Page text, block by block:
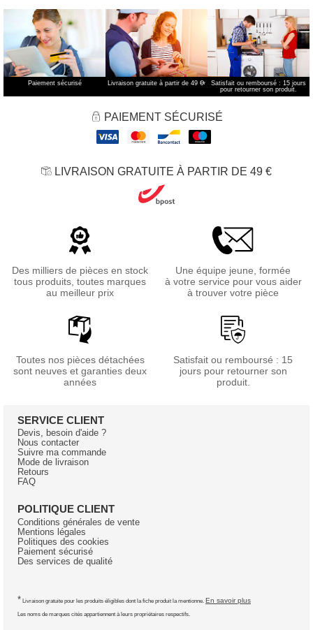
Paiement sécurisé Livraison gratuite à partir de 49 €*
Satisfait ou remboursé : 15 jours
pour retourner son produit.
PAIEMENT SÉCURISÉ
LIVRAISON GRATUITE À PARTIR DE 49 €
Des milliers de pièces en stock
tous produits, toutes marques
au meilleur prix
Une équipe jeune, formée
à votre service pour vous aider
à trouver votre pièce
Toutes nos pièces détachées
sont neuves et garanties deux
années
Satisfait ou remboursé : 15
jours pour retourner son
produit.
SERVICE CLIENT
Devis, besoin d'aide ?
Nous contacter
Suivre ma commande
Mode de livraison
Retours
FAQ
POLITIQUE CLIENT
Conditions générales de vente
Mentions légales
Politiques des cookies
Paiement sécurisé
Des services de qualité
* Livraison gratuite pour les produits éligibles dont la fiche produit la mentionne. En savoir plus
Les noms de marques cités appartiennent à leurs propriétaires respectifs.